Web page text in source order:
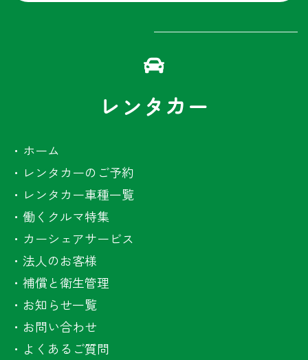
レンタカー
・ ホーム
・ レンタカーのご予約
・ レンタカー車種一覧
・ 働くクルマ特集
・ カーシェアサービス
・ 法人のお客様
・ 補償と衛生管理
・ お知らせ一覧
・ お問い合わせ
・ よくあるご質問